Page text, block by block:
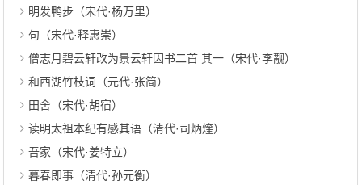
明发鸭步（宋代·杨万里）
句（宋代·释惠崇）
僧志月碧云轩改为景云轩因书二首 其一（宋代·李觏）
和西湖竹枝词（元代·张简）
田舍（宋代·胡宿）
读明太祖本纪有感其语（清代·司炳煃）
吾家（宋代·姜特立）
暮春即事（清代·孙元衡）